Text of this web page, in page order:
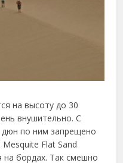
на высоту до 30
внушительно. С
по ним запрещено
Flat Sand
на бордах. Так смешно